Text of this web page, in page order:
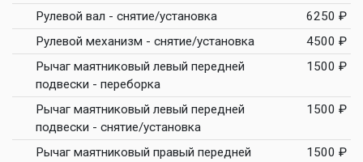
Рулевой вал - снятие/установка
6250 ₽
Рулевой механизм - снятие/установка
4500 ₽
Рычаг маятниковый левый передней
подвески - переборка
1500 ₽
Рычаг маятниковый левый передней
подвески - снятие/установка
1500 ₽
Рычаг маятниковый правый передней
1500 ₽